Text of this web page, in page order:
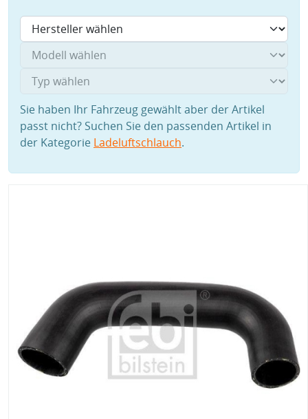
Sie haben Ihr Fahrzeug gewählt aber der Artikel
passt nicht? Suchen Sie den passenden Artikel in
der Kategorie Ladeluftschlauch.